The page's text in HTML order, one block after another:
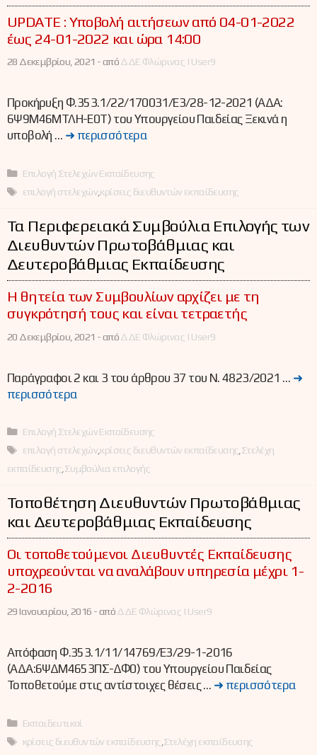
UPDATE : Υποβολή αιτήσεων από 04-01-2022
έως 24-01-2022 και ώρα 14:00
28 Δεκεμβρίου, 2021 -απόΔΔΕ Φλώρινας | User9
Προκήρυξη Φ.353.1/22/170031/Ε3/28-12-2021 (ΑΔΑ:
6Ψ9Μ46ΜΤΛΗ-Ε0Τ) του Υπουργείου Παιδείας Ξεκινά η
υποβολή … ➜ περισσότερα
Κατηγορίες
Επιλογή Στελεχών Εκπαίδευσης
Ετικέτες
επιλογή στελεχών κρίσεις διευθυντών εκπαίδευσης
Τα Περιφερειακά Συμβούλια Επιλογής των
Διευθυντών Πρωτοβάθμιας και
Δευτεροβάθμιας Εκπαίδευσης
Η θητεία των Συμβουλίων αρχίζει με τη
συγκρότησή τους και είναι τετραετής
20 Δεκεμβρίου, 2021 -απόΔΔΕ Φλώρινας | User9
Παράγραφοι 2 και 3 του άρθρου 37 του Ν. 4823/2021 … ➜
περισσότερα
Κατηγορίες
Επιλογή Στελεχών Εκπαίδευσης
Ετικέτες
επιλογή στελεχών κρίσεις διευθυντών εκπαίδευσης Στελέχη
εκπαίδευσης Συμβούλια επιλογής
Τοποθέτηση Διευθυντών Πρωτοβάθμιας
και Δευτεροβάθμιας Εκπαίδευσης
Οι τοποθετούμενοι Διευθυντές Εκπαίδευσης
υποχρεούνται να αναλάβουν υπηρεσία μέχρι 1-
2-2016
29 Ιανουαρίου, 2016 -απόΔΔΕ Φλώρινας | User9
Απόφαση Φ.353.1/11/14769/E3/29-1-2016
(ΑΔΑ:6ΨΔΜ4653ΠΣ-ΔΦ0) του Υπουργείου Παιδείας
Τοποθετούμε στις αντίστοιχες θέσεις … ➜ περισσότερα
Κατηγορίες
Εκπαιδευτικοί
Ετικέτες
κρίσεις διευθυντών εκπαίδευσης Στελέχη εκπαίδευσης